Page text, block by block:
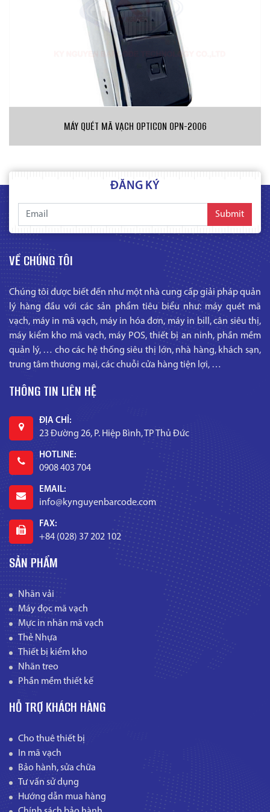
MÁY QUÉT MÃ VẠCH OPTICON OPN-2006
ĐĂNG KÝ
Submit
VỀ CHÚNG TÔI
Chúng tôi được biết đến như một nhà cung cấp giải pháp quản
lý hàng đầu với các sản phẩm tiêu biểu như: máy quét mã
vạch, máy in mã vạch, máy in hóa đơn, máy in bill, cân siêu thị,
máy kiểm kho mã vạch, máy POS, thiết bị an ninh, phần mềm
quản lý, … cho các hệ thống siêu thị lớn, nhà hàng, khách sạn,
trung tâm thương mại, các chuỗi cửa hàng tiện lợi, …
THÔNG TIN LIÊN HỆ
ĐỊA CHỈ:
23 Đường 26, P. Hiệp Bình, TP Thủ Đức
HOTLINE:
0908 403 704
EMAIL:
info@kynguyenbarcode.com
FAX:
+84 (028) 37 202 102
SẢN PHẨM
Nhãn vải
Máy đọc mã vạch
Mực in nhãn mã vạch
Thẻ Nhựa
Thiết bị kiểm kho
Nhãn treo
Phần mềm thiết kế
HỖ TRỢ KHÁCH HÀNG
Cho thuê thiết bị
In mã vạch
Bảo hành, sửa chữa
Tư vấn sử dụng
Hướng dẫn mua hàng